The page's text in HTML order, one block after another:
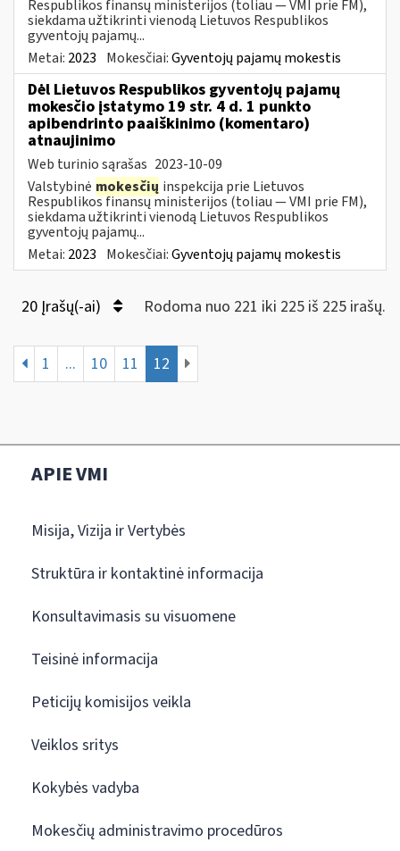
Respublikos finansų ministerijos (toliau — VMI prie FM),
siekdama užtikrinti vienodą Lietuvos Respublikos
gyventojų pajamų...
Metai: 2023 Mokesčiai:Gyventojų pajamų mokestis
Dėl Lietuvos Respublikos gyventojų pajamų
mokesčio įstatymo 19 str. 4 d. 1 punkto
apibendrinto paaiškinimo (komentaro)
atnaujinimo
Web turinio sąrašas 2023-10-09
Valstybinė mokesčių inspekcija prie Lietuvos
Respublikos finansų ministerijos (toliau — VMI prie FM),
siekdama užtikrinti vienodą Lietuvos Respublikos
gyventojų pajamų...
Metai: 2023 Mokesčiai:Gyventojų pajamų mokestis
20 Įrašų(-ai) Rodoma nuo 221 iki 225 iš 225 irašų.
1 ... 10 11 12
APIE VMI
Misija, Vizija ir Vertybės
Struktūra ir kontaktinė informacija
Konsultavimasis su visuomene
Teisinė informacija
Peticijų komisijos veikla
Veiklos sritys
Kokybės vadyba
Mokesčių administravimo procedūros